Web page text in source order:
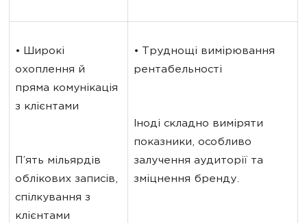
• Широкі
охоплення й
пряма комунікація
з клієнтами
П’ять мільярдів
облікових записів,
спілкування з
клієнтами
• Труднощі вимірювання
рентабельності
Іноді складно виміряти
показники, особливо
залучення аудиторії та
зміцнення бренду.